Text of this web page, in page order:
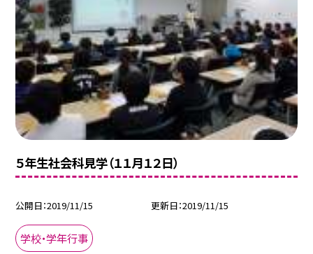
５年生社会科見学（１１月１２日）
公開日 2019/11/15 更新日 2019/11/15
学校・学年行事